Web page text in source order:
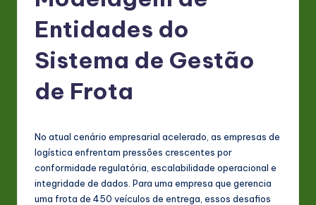
rt
Entidades do
Sistema de Gestão
de Frota
No atual cenário empresarial acelerado, as empresas de
logística enfrentam pressões crescentes por
conformidade regulatória, escalabilidade operacional e
integridade de dados. Para uma empresa que gerencia
uma frota de 450 veículos de entrega, essos desafios